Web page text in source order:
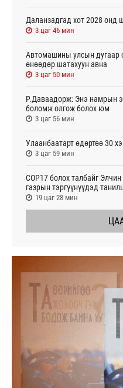
Даланзадгад хот 2028 онд
3 цаг 46 мин
Автомашины улсын дугаар
өнөөдөр шатахуун авна
3 цаг 50 мин
Р.Даваадорж: Энэ намрын
боломж олгож болох юм
3 цаг 56 мин
Улаанбаатарт өдөртөө 30
3 цаг 59 мин
СОР17 болох талбайг
газрын тэргүүнүүдэд
19 цаг 28 мин